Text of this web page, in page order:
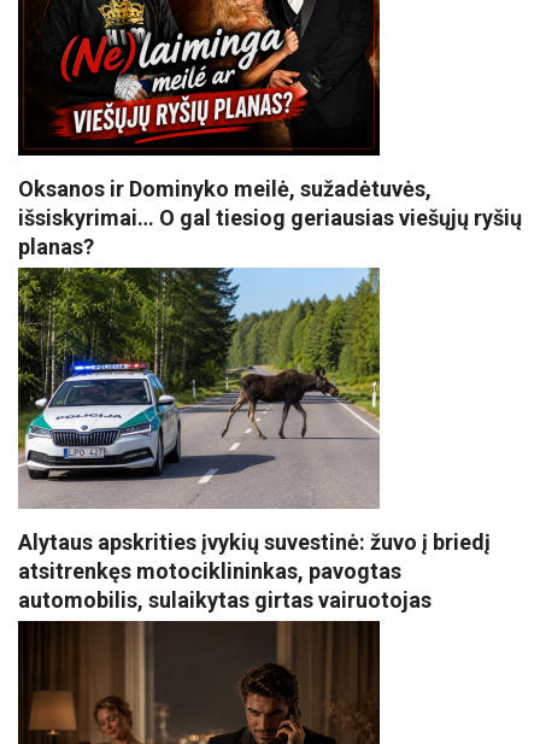
Oksanos ir Dominyko meilė, sužadėtuvės,
išsiskyrimai… O gal tiesiog geriausias viešųjų ryšių
planas?
Alytaus apskrities įvykių suvestinė: žuvo į briedį
atsitrenkęs motociklininkas, pavogtas
automobilis, sulaikytas girtas vairuotojas